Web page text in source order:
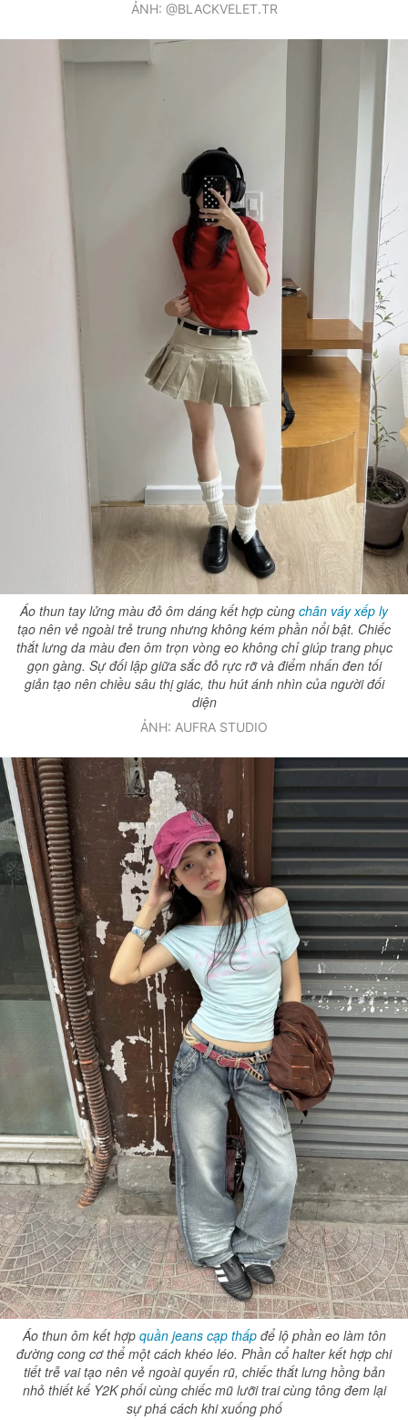
ẢNH: @BLACKVELET.TR
Áo thun tay lửng màu đỏ ôm dáng kết hợp cùng chân váy xếp ly
tạo nên vẻ ngoài trẻ trung nhưng không kém phần nổi bật. Chiếc
thắt lưng da màu đen ôm trọn vòng eo không chỉ giúp trang phục
gọn gàng. Sự đối lập giữa sắc đỏ rực rỡ và điểm nhấn đen tối
giản tạo nên chiều sâu thị giác, thu hút ánh nhìn của người đối
diện
ẢNH: AUFRA STUDIO
Áo thun ôm kết hợp quần jeans cạp thấpđể lộ phần eo làm tôn
đường cong cơ thể một cách khéo léo. Phần cổ halter kết hợp chi
tiết trễ vai tạo nên vẻ ngoài quyến rũ, chiếc thắt lưng hồng bản
nhỏ thiết kế Y2K phối cùng chiếc mũ lưỡi trai cùng tông đem lại
sự phá cách khi xuống phố